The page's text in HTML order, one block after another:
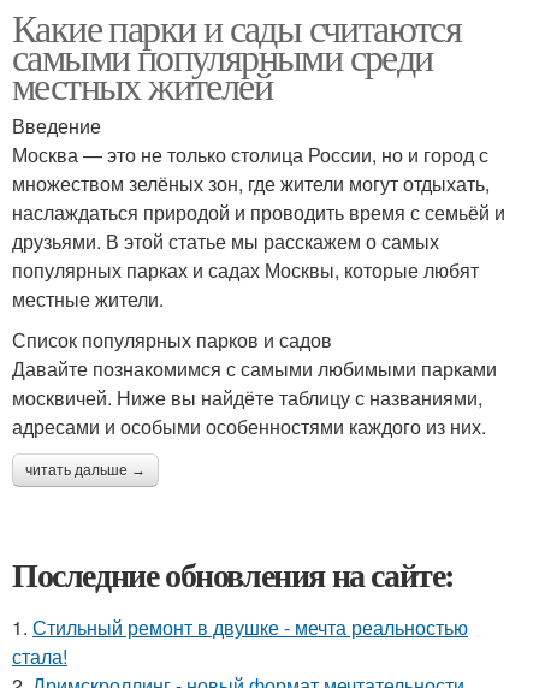
Какие парки и сады считаются
самыми популярными среди
местных жителей
Введение
Москва — это не только столица России, но и город с
множеством зелёных зон, где жители могут отдыхать,
наслаждаться природой и проводить время с семьёй и
друзьями. В этой статье мы расскажем о самых
популярных парках и садах Москвы, которые любят
местные жители.
Список популярных парков и садов
Давайте познакомимся с самыми любимыми парками
москвичей. Ниже вы найдёте таблицу с названиями,
адресами и особыми особенностями каждого из них.
читать дальше →
Последние обновления на сайте:
1. Стильный ремонт в двушке - мечта реальностью
стала!